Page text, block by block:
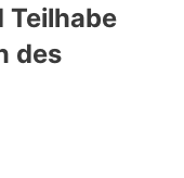
Teilhabe
des